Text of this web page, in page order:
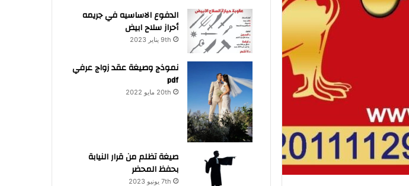
الدفوع الاساسيه في جريمه
أحراز سلاح ابيض
9th يناير 2023
نموذج وصيغة عقد زواج عرفي
pdf
20th مايو 2022
صيغة تظلم من قرار النيابة
بحفظ المحضر
7th يونيو 2023